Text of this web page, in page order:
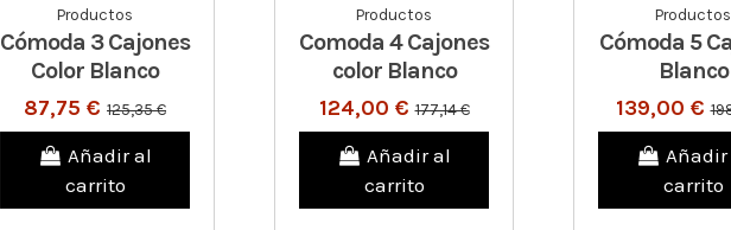
Productos
Cómoda 3 Cajones
Color Blanco
87,75 € 125,35 €
Añadir al
carrito
Productos
Comoda 4 Cajones
color Blanco
124,00 €177,14 €
Añadir al
carrito
Productos
Cómoda 5
Blanco
139,00 €
Añadir
carrito